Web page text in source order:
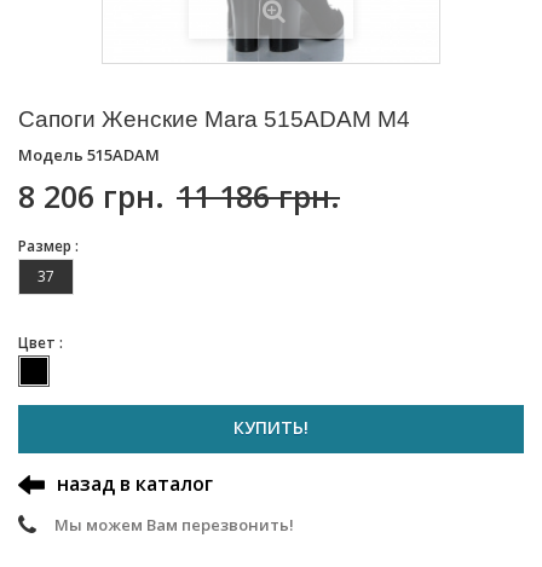
Сапоги Женские Mara 515ADAM M4
Модель 515ADAM
8 206 грн. 11 186 грн.
Размер :
37
Цвет :
КУПИТЬ!
назад в каталог
Мы можем Вам перезвонить!